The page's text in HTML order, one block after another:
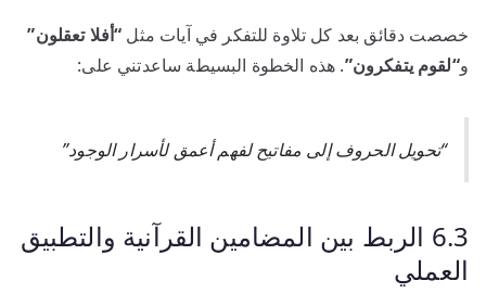
خصصت دقائق بعد كل تلاوة للتفكر في آيات مثل “أفلا تعقلون”
و“لقوم يتفكرون”. هذه الخطوة البسيطة ساعدتني على:
“تحويل الحروف إلى مفاتيح لفهم أعمق لأسرار الوجود”
6.3 الربط بين المضامين القرآنية والتطبيق
العملي